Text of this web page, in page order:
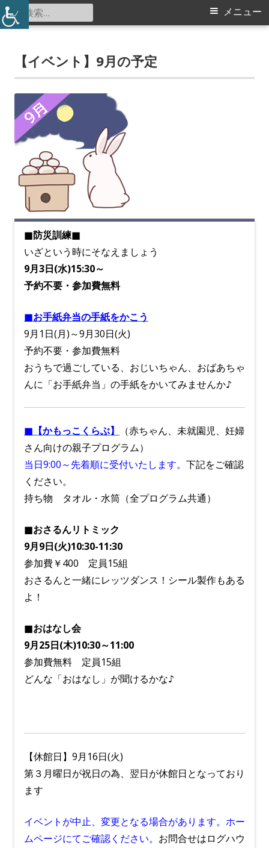
コ
ン
鴨池公園こどもログハウス
メ
メニュー
検
索:
【イベント】9月の予定
■防災訓練■
いざという時にそなえましょう
9月3日(水)15:30～
予約不要・参加費無料
■お手紙弁当の手紙をかこう
9月1日(月)～9月30日(火)
予約不要・参加費無料
おうちで過ごしている、おじいちゃん、おばあちゃ
んに「お手紙弁当」の手紙をかいてみませんか♪
■【かもっこくらぶ】
（赤ちゃん、未就園児、妊婦
さん向けの親子プログラム）
当日9:00～先着順に受付いたします。 下記をご確認
ください。
持ち物 タオル・水筒（全プログラム共通）
■おさるんリトミック
9月9日(火)10:30-11:30
参加費￥400 定員15組
おさるんと一緒にレッツダンス！シール製作もある
よ！
■おはなし会
9月25日(木)10:30～11:00
参加費無料 定員15組
どんな「おはなし」が聞けるかな♪
【休館日】9月16日(火)
第３月曜日が祝日の為、翌日が休館日となっており
ます
イベントが中止、変更となる場合があります。ホー
ムページにてご確認ください。 お問合せはログハウ